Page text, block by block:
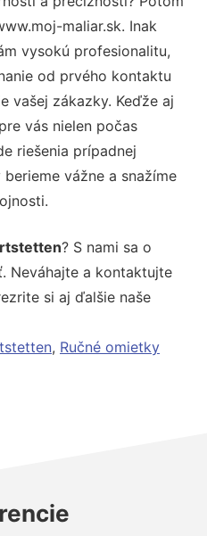
maliar.sk. Inak
vysokú profesionalitu,
od prvého kontaktu
vašej zákazky. Keďže aj
vás nielen počas
riešenia prípadnej
vážne a snažíme
? S nami sa o
Neváhajte a kontaktujte
si aj ďalšie naše
, Ručné omietky